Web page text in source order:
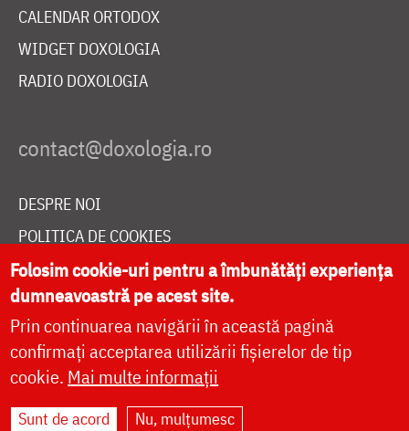
CALENDAR ORTODOX
WIDGET DOXOLOGIA
RADIO DOXOLOGIA
DESPRE NOI
POLITICA DE COOKIES
DONEAZĂ ONLINE PENTRU CATEDRALA NAȚIONALĂ
LIVE
Folosim cookie-uri pentru a îmbunătăți experiența
dumneavoastră pe acest site.
Prin continuarea navigării în această pagină
confirmați acceptarea utilizării fișierelor de tip
cookie. Mai multe informații
Sunt de acord Nu, mulțumesc